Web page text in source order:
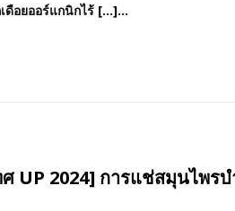
อยออร์แกนิกไร้ […]...
UP 2024] การแช่สมุนไพร